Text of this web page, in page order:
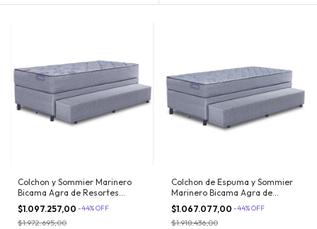
Colchon y Sommier Marinero
Bicama Agra de Resortes
Bonnell 1 Plaza y Media
100x200cm Inducol
$1.097.257,00 -44%OFF
$1.972.695,00
Colchon de Espuma y Sommier
Marinero Bicama Agra de
Espuma 1 Plaza y Media
100x200x20cm Inducol
$1.067.077,00 -44%OFF
$1.918.436,00